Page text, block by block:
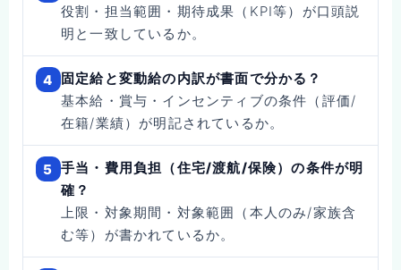
役割・担当範囲・期待成果（KPI等）が口頭説
明と一致しているか。
4
固定給と変動給の内訳が書面で分かる？
基本給・賞与・インセンティブの条件（評価/
在籍/業績）が明記されているか。
5 手当・費用負担（住宅/渡航/保険）の条件が明
確？
上限・対象期間・対象範囲（本人のみ/家族含
む等）が書かれているか。